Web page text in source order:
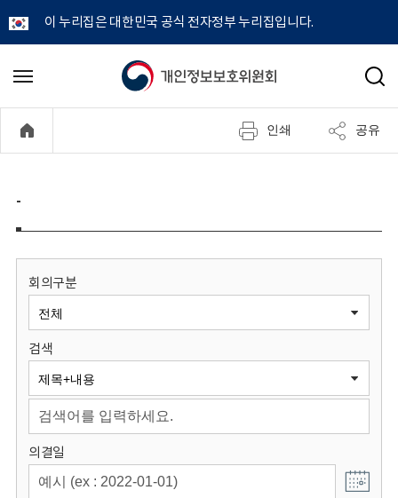
이 누리집은 대한민국 공식 전자정부 누리집입니다.
개
정
보
원
회
메
기
검
인쇄 공유
-
회의구분
검색
의결일